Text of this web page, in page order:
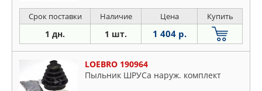
Срок поставки Наличие Цена Купить
1 дн. 1 шт. 1 404 р.
LOEBRO 190964
Пыльник ШРУСа наруж. комплект